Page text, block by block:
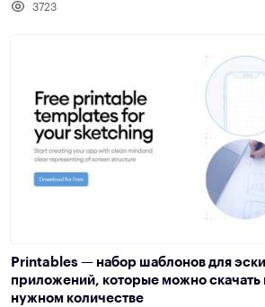
3723
Printables — набор шаблонов для
приложений, которые можно скачать
нужном количестве